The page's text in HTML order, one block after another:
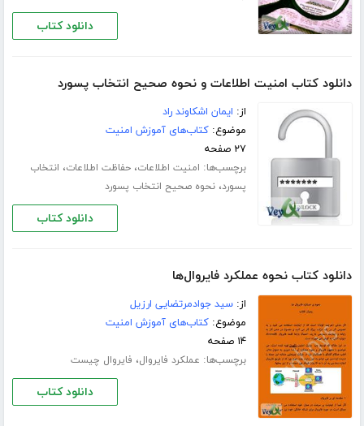
دانلود کتاب
دانلود کتاب امنیت اطلاعات و نحوه صحیح انتخاب پسورد
از: ایمان اشکاوند راد
موضوع:کتاب‌های آموزش امنیت
۲۷ صفحه
برچسب‌ها: امنیت اطلاعات،حفاظت اطلاعات، انتخاب
پسورد،نحوه صحیح انتخاب پسورد
دانلود کتاب
دانلود کتاب نحوه عملکرد فایروال‌ها
از:سید جوادمرتضایی ارزیل
موضوع:کتاب‌های آموزش امنیت
۱۴ صفحه
برچسب‌ها: عملکرد فایروال‌، فایروال چیست
دانلود کتاب